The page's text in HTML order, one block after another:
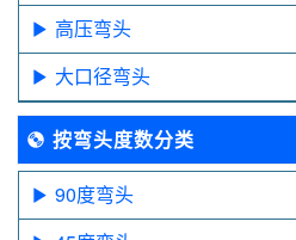
高压弯头
大口径弯头
按弯头度数分类
90度弯头